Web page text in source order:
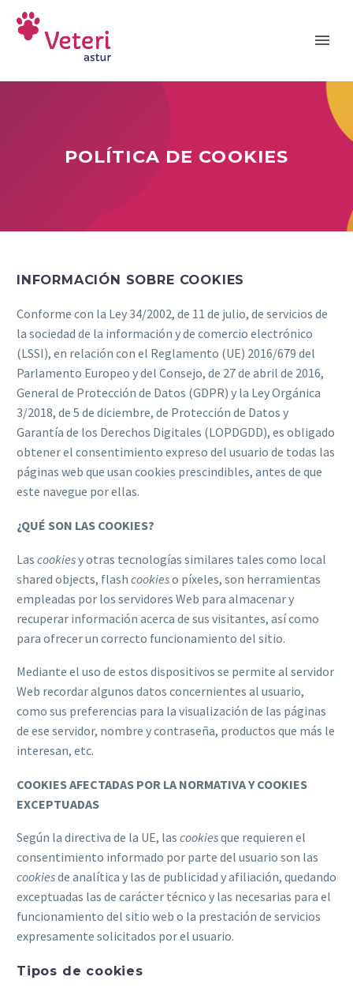
POLÍTICA DE COOKIES
INFORMACIÓN SOBRE COOKIES
Conforme con la Ley 34/2002, de 11 de julio, de servicios de
la sociedad de la información y de comercio electrónico
(LSSI), en relación con el Reglamento (UE) 2016/679 del
Parlamento Europeo y del Consejo, de 27 de abril de 2016,
General de Protección de Datos (GDPR) y la Ley Orgánica
3/2018, de 5 de diciembre, de Protección de Datos y
Garantía de los Derechos Digitales (LOPDGDD), es obligado
obtener el consentimiento expreso del usuario de todas las
páginas web que usan cookies prescindibles, antes de que
este navegue por ellas.
¿QUÉ SON LAS COOKIES?
Las cookiesy otras tecnologías similares tales como local
shared objects, flash cookieso píxeles, son herramientas
empleadas por los servidores Web para almacenar y
recuperar información acerca de sus visitantes, así como
para ofrecer un correcto funcionamiento del sitio.
Mediante el uso de estos dispositivos se permite al servidor
Web recordar algunos datos concernientes al usuario,
como sus preferencias para la visualización de las páginas
de ese servidor, nombre y contraseña, productos que más le
interesan, etc.
COOKIES AFECTADAS POR LA NORMATIVA Y COOKIES
EXCEPTUADAS
Según la directiva de la UE, las cookiesque requieren el
consentimiento informado por parte del usuario son las
cookiesde analítica y las de publicidad y afiliación, quedando
exceptuadas las de carácter técnico y las necesarias para el
funcionamiento del sitio web o la prestación de servicios
expresamente solicitados por el usuario.
Tipos de cookies